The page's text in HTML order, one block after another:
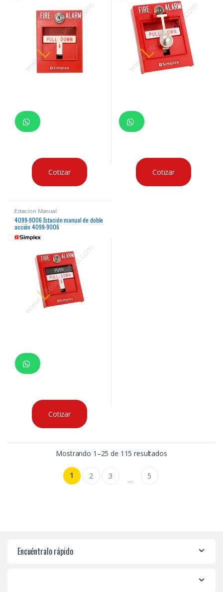
Cotizar Cotizar
Estacion Manual
4099-9006 Estación manual de doble
acción 4099-9006
Cotizar
Mostrando 1–25 de 115 resultados
1 2 3 … 5
Encuéntralo rápido